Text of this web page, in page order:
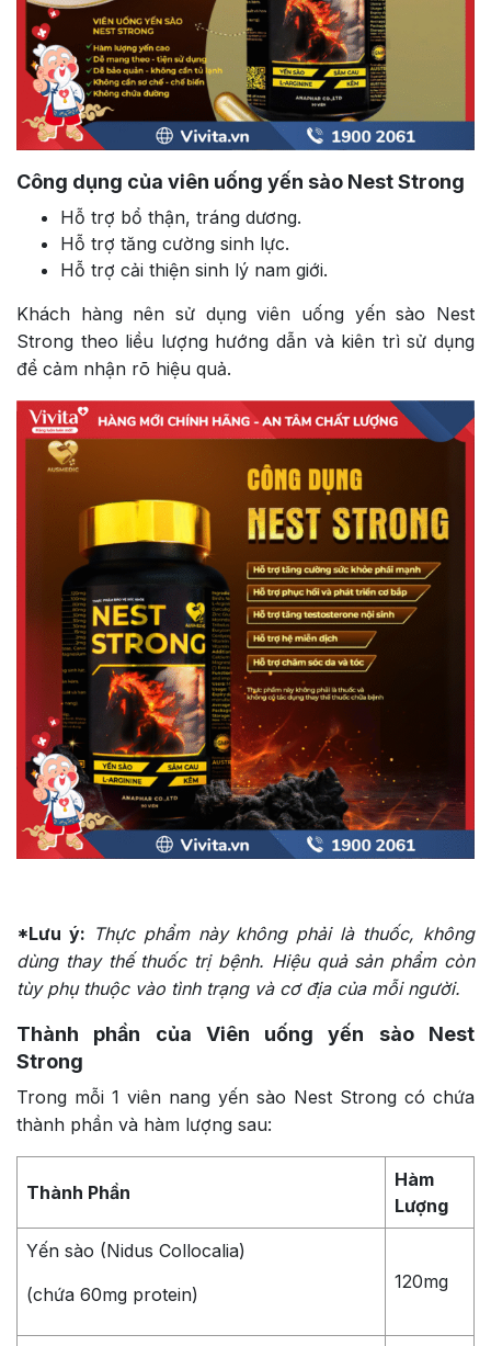
Công dụng của viên uống yến sào Nest Strong
Hỗ trợ bổ thận, tráng dương.
Hỗ trợ tăng cường sinh lực.
Hỗ trợ cải thiện sinh lý nam giới.
Khách hàng nên sử dụng viên uống yến sào Nest
Strong theo liều lượng hướng dẫn và kiên trì sử dụng
để cảm nhận rõ hiệu quả.
*Lưu ý: Thực phẩm này không phải là thuốc, không
dùng thay thế thuốc trị bệnh. Hiệu quả sản phẩm còn
tùy phụ thuộc vào tình trạng và cơ địa của mỗi người.
Thành phần của Viên uống yến sào Nest
Strong
Trong mỗi 1 viên nang yến sào Nest Strong có chứa
thành phần và hàm lượng sau:
Thành Phần
Hàm
Lượng
Yến sào (Nidus Collocalia)
(chứa 60mg protein)
120mg